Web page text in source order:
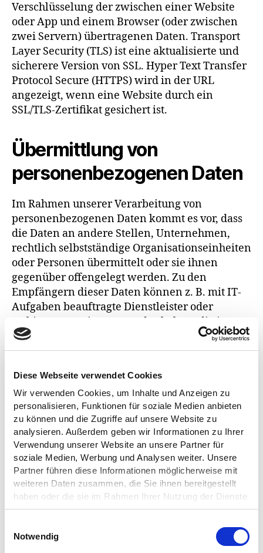
Diese Webseite verwendet Cookies
Wir verwenden Cookies, um Inhalte und Anzeigen zu
personalisieren, Funktionen für soziale Medien anbieten
zu können und die Zugriffe auf unsere Website zu
analysieren. Außerdem geben wir Informationen zu Ihrer
Verwendung unserer Website an unsere Partner für
soziale Medien, Werbung und Analysen weiter. Unsere
Partner führen diese Informationen möglicherweise mit
weiteren Daten zusammen, die Sie ihnen bereitgestellt
haben oder die sie im Rahmen Ihrer Nutzung der Dienste
gesammelt haben.
für die Zukunft ändern bzw. widerrufen. Weitere
Datenschutzerklärung.
Notwendig
Verschlüsselung der zwischen einer Website
oder App und einem Browser (oder zwischen
zwei Servern) übertragenen Daten. Transport
Layer Security (TLS) ist eine aktualisierte und
sicherere Version von SSL. Hyper Text Transfer
Protocol Secure (HTTPS) wird in der URL
angezeigt, wenn eine Website durch ein
SSL/TLS-Zertifikat gesichert ist.
Übermittlung von
personenbezogenen Daten
Im Rahmen unserer Verarbeitung von
personenbezogenen Daten kommt es vor, dass
die Daten an andere Stellen, Unternehmen,
rechtlich selbstständige Organisationseinheiten
oder Personen übermittelt oder sie ihnen
gegenüber offengelegt werden. Zu den
Empfängern dieser Daten können z. B. mit IT-
Aufgaben beauftragte Dienstleister oder
Anbieter von Diensten und Inhalten, die in
eine Webseite eingebunden werden, gehören.
In solchen Fällen beachten wir die gesetzlichen
entsprechende Verträge bzw. Vereinbarungen,
die dem Schutz Ihrer Daten dienen, mit den
Empfängern Ihrer Daten ab.
Internationale
Datentransfers
Europäischen Union (EU), des Europäischen
Wirtschaftsraums (EWR)) verarbeiten oder die